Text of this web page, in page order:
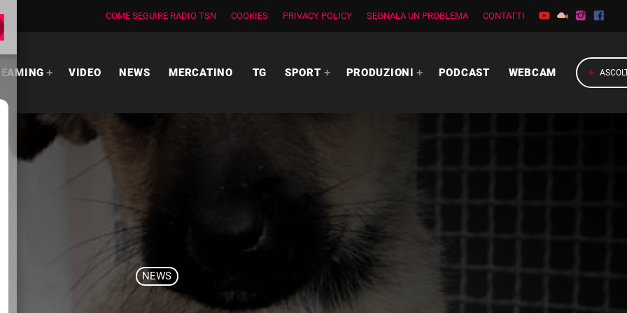
COME SEGUIRE RADIO TSN COOKIES PRIVACY POLICY SEGNALA UN PROBLEMA CONTATTI
VIDEO NEWS MERCATINO TG SPORT PRODUZIONI PODCAST WEBCAM play_arrow
NEWS